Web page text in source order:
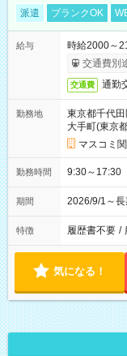
派遣 ブランクOK
給与
時給2000～
交通費別
交通費 通勤
勤務地
東京都千代田
大手町(東京
マスコミ
勤務時間 9:30～17:30
期間 2026/9/1～
特徴 履歴書不要 /
気になる！